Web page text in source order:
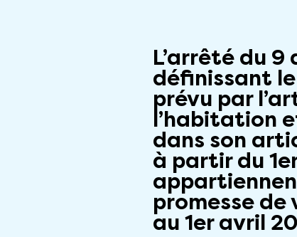
L’arrêté du
définissant
prévu par
l’habitation
dans son
à partir du
promesse
au 1er avril